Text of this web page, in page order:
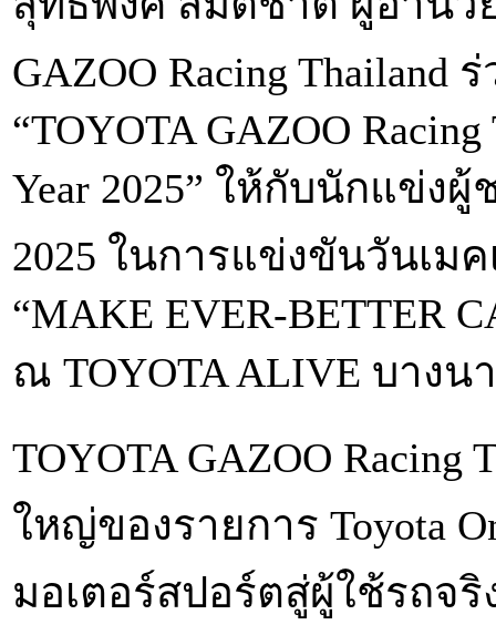
GAZOO Racing
“TOYOTA GAZOO
Year 2025” ให้กับนักแข่
2025 ในการแข่งขันวันเม
“MAKE EVER-BETTER
ณ TOYOTA ALIVE บางน
TOYOTA GAZOO
ใหญ่ของรายการ Toyota
มอเตอร์สปอร์ตสู่ผู้ใช้รถจ